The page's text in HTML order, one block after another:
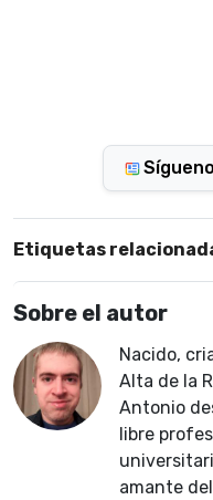
Etiquetas
Sobre el autor
Nacido,
Alta de la
Antonio
libre
amante